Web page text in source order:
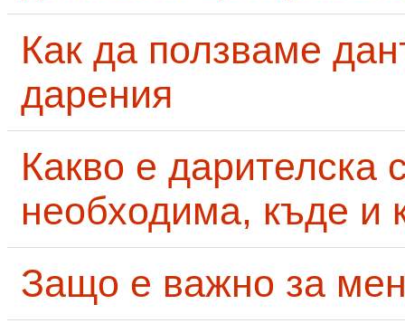
Как да ползваме
дарения
Какво е дарителска
необходима, къде и
Защо е важно за